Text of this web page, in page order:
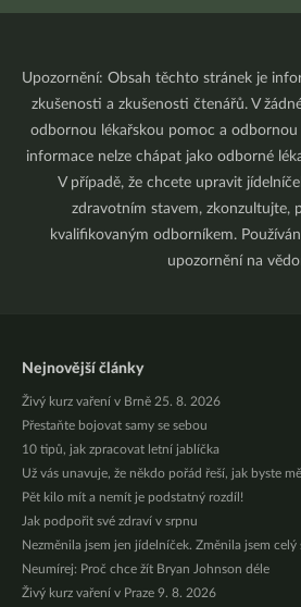
Upozornění: Obsah těchto stránek je
zkušenosti a zkušenosti čtenářů. V
odbornou lékařskou pomoc a odbornou
informace nelze chápat jako odborné
V případě, že chcete upravit
zdravotním stavem, zkonzultujte,
kvalifikovaným odborníkem.
upozornění na
Nejnovější články
Živý kurz vaření v Brně 25. 8. 2026
Přestaňte bojovat samy se sebou
10 tipů, jak zpracovat letní jablíčka
Už vás unavuje, že někdo pořád řeší, jak byste
Pět kilo mít a nemít je podstatný rozdíl!
Jak podpořit své zdraví v srpnu
Nezměnila jsem jen jídelníček. Změnila jsem celý
Neumírej: Proč chce žít Bryan Johnson déle
Živý kurz vaření v Praze 9. 8. 2026